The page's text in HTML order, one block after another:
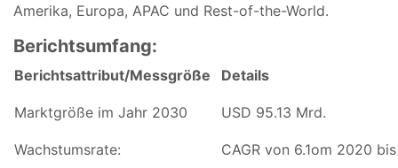
Amerika, Europa, APAC und Rest-of-the-World.
Berichtsumfang:
Berichtsattribut/Messgröße Details
Marktgröße im Jahr 2030 USD 95.13 Mrd.
Wachstumsrate: CAGR von 6.1om 2020